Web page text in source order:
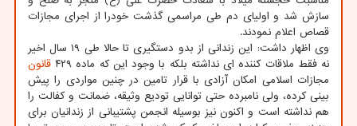
سازش شد و اولیای دم طی مراسمی گذشت خودرا از اجرای مجازات
قصاص اعلام نمودند.
وی اظهار داشت: این زندانی از بدو دستگیری تا حالا طی ۱۹ سال اخیر
نه فقط ملاقات کننده ای نداشته بلکه با وجود این که ماده ۴۲۹
قانون
مجازات اسلامی امکان آزادی با قرار تامین در چنین مواردی را پیش
بینی کرده، ولی نامبرده حتی توانایی تودیع وثیقه، ضمانت و کفالت را
هم نداشته است و اکنون نیز بوسیله انجمن پشتیبانی از زندانیان برای